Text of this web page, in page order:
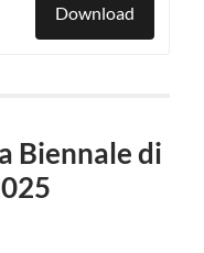
Download
Biennale di